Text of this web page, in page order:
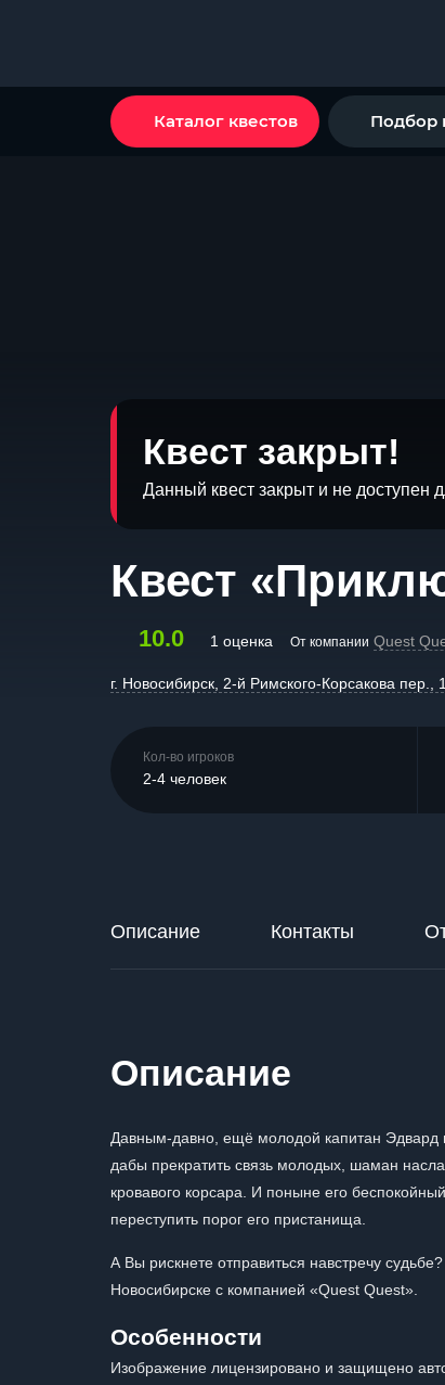
Каталог квестов Подбор
Квест закрыт!
Данный квест закрыт и не доступен
Квест
10.0 1 оценка От компании Quest
г. Новосибирск, 2-й Римского-Корсакова пер.,
Кол-во игроков
2-4 человек
Описание Контакты
Описание
Давным-давно, ещё молодой капитан Эдвард
дабы прекратить связь молодых, шаман
кровавого корсара. И поныне его
переступить порог его пристанища.
А Вы рискнете отправиться навстречу
Новосибирске с компанией «Quest Quest».
Особенности
Изображение лицензировано и защищено